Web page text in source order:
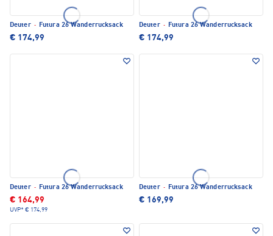
Deuter · Futura 26 Wanderrucksack
€ 174,99
Deuter · Futura 26 Wanderrucksack
€ 174,99
Deuter · Futura 26 Wanderrucksack
€ 164,99
UVP* € 174,99
Deuter · Futura 26 Wanderrucksack
€ 169,99